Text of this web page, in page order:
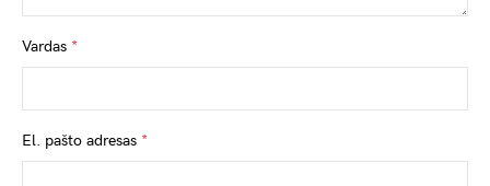
Vardas *
El. pašto adresas *